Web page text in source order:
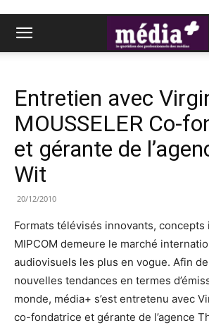
Entretien avec
MOUSSELER Co-
et gérante de
Wit
20/12/2010
Formats télévisés innovants, concepts
MIPCOM demeure le marché
audiovisuels les plus en vogue. Afin
nouvelles tendances en termes
monde, média+ s’est entretenu avec
co-fondatrice et gérante de l’agence